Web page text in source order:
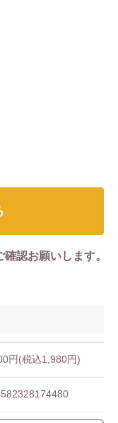
認お願いします。
円(税込1,980円)